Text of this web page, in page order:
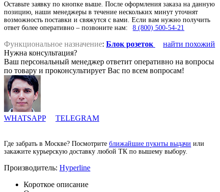
Оставьте заявку по кнопке выше. После оформления заказа на данную
позицию, наши менеджеры в течение нескольких минут уточнят
возможность поставки и свяжутся с вами. Если вам нужно получить
ответ более оперативно – позвоните нам:
8 (800) 500-54-21
Функциональное назначение: Блок розеток
найти похожий
Нужна консультация?
Ваш персональный менеджер ответит оперативно на вопросы
по товару и проконсультирует Вас по всем вопросам!
WHATSAPP TELEGRAM
Где забрать в Москве? Посмотрите ближайшие пукнты выдачи или
закажите курьерскую доставку любой ТК по вышему выбору.
Производитель: Hyperline
Короткое описание